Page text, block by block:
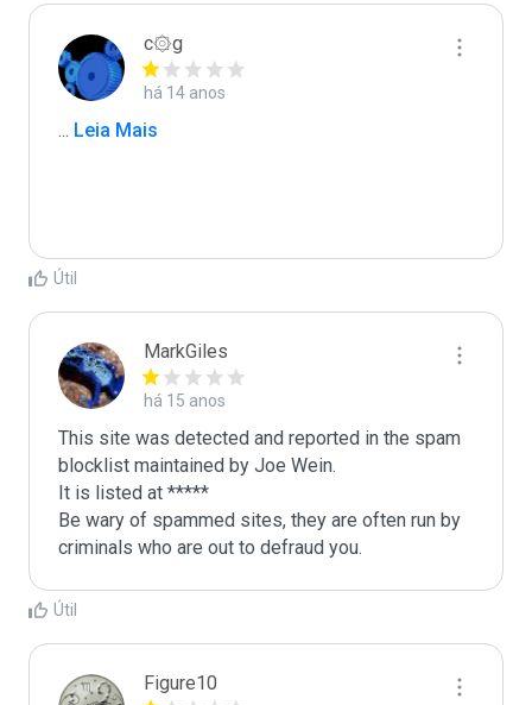
c۞g
há 14 anos
... Leia Mais
Útil
MarkGiles
há 15 anos
This site was detected and reported in the spam
blocklist maintained by Joe Wein.
It is listed at *****
Be wary of spammed sites, they are often run by
criminals who are out to defraud you.
Útil
Figure10